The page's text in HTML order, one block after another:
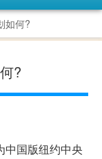
如何?
?
中国版纽约中央